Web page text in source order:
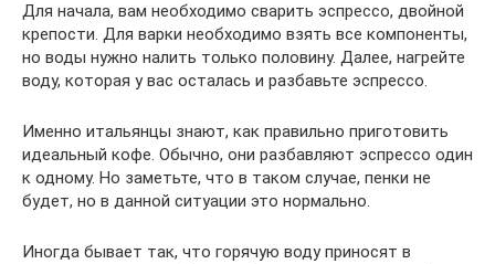
Для начала, вам необходимо сварить эспрессо, двойной
крепости. Для варки необходимо взять все компоненты,
но воды нужно налить только половину. Далее, нагрейте
воду, которая у вас осталась и разбавьте эспрессо.
Именно итальянцы знают, как правильно приготовить
идеальный кофе. Обычно, они разбавляют эспрессо один
к одному. Но заметьте, что в таком случае, пенки не
будет, но в данной ситуации это нормально.
Иногда бывает так, что горячую воду приносят в